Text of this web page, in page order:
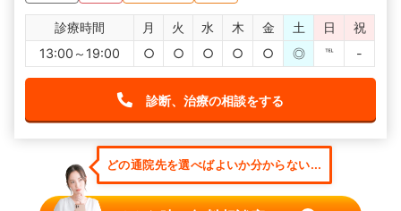
診療時間 月 火 水 木 金 土 日
祝
13:00～19:00
○ ○ ○ ○ ○ ◎ ℡ -
診断、治療の相談をする
どの通院先を選べばよいか分からない...